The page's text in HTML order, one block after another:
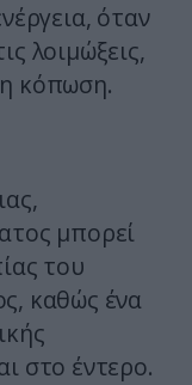
όταν
λοιμώξεις,
κόπωση.
μπορεί
του
καθώς ένα
στο έντερο.